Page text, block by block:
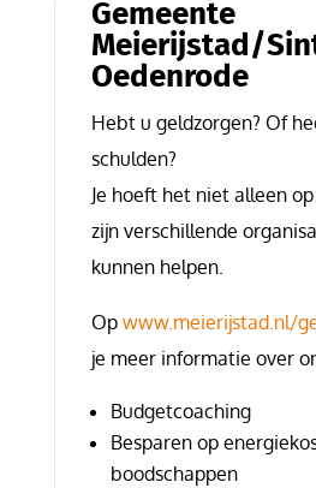
Gemeente
Meierijstad/
Oedenrode
Hebt u geldzorgen? Of
schulden?
Je hoeft het niet alleen
zijn verschillende
kunnen helpen.
Op www.meierijstad.nl/
je meer informatie over
Budgetcoaching
Besparen op
boodschappen